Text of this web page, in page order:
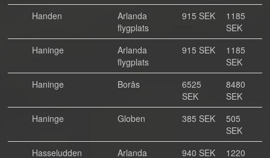
Handen
Arlanda
flygplats
915 SEK
1185
SEK
Haninge
Arlanda
flygplats
915 SEK
1185
SEK
Haninge
Borås
6525
SEK
8480
SEK
Haninge
Globen 385 SEK
505
SEK
Hasseludden
Arlanda
940 SEK
1220